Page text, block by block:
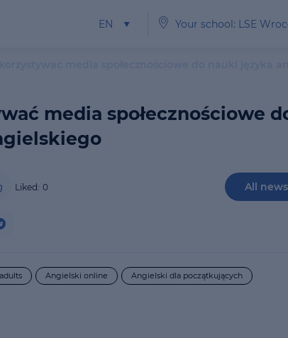
EN Your school: LSE
media społecznościowe
Liked: 0 All news
Angielski online Angielski dla początkujących
6
Śr 16:00-17:30 Pt 16:00-17:30